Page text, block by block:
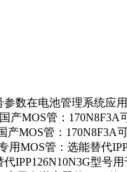
参数在电池管理系统应
产MOS管：170N8F3A
产MOS管：170N8F3A
用MOS管：选能替代
IPP126N10N3G型号